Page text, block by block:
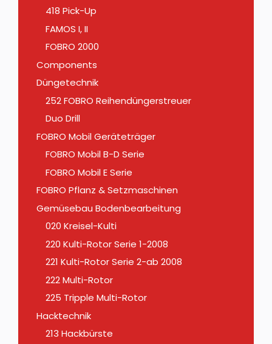
418 Pick-Up
FAMOS I, II
FOBRO 2000
Components
Düngetechnik
252 FOBRO Reihendüngerstreuer
Duo Drill
FOBRO Mobil Geräteträger
FOBRO Mobil B-D Serie
FOBRO Mobil E Serie
FOBRO Pflanz & Setzmaschinen
Gemüsebau Bodenbearbeitung
020 Kreisel-Kulti
220 Kulti-Rotor Serie 1-2008
221 Kulti-Rotor Serie 2-ab 2008
222 Multi-Rotor
225 Tripple Multi-Rotor
Hacktechnik
213 Hackbürste